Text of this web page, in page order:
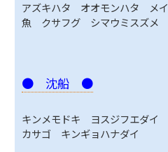
アズキハタ オオモンハタ メ
魚 クサフグ シマウミスズメ
● 沈船 ●
キンメモドキ ヨスジフエダ
カサゴ キンギョハナダイ